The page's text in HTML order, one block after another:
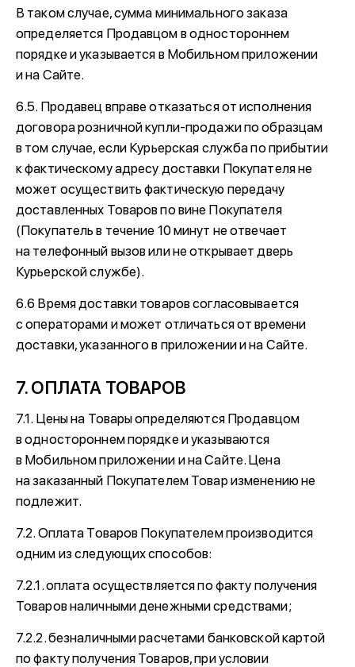
В таком случае, сумма минимального заказа
определяется Продавцом в одностороннем
порядке и указывается в Мобильном приложении
и на Сайте.
6.5. Продавец вправе отказаться от исполнения
договора розничной купли-продажи по образцам
в том случае, если Курьерская служба по прибытии
к фактическому адресу доставки Покупателя не
может осуществить фактическую передачу
доставленных Товаров по вине Покупателя
(Покупатель в течение 10 минут не отвечает
на телефонный вызов или не открывает дверь
Курьерской службе).
6.6 Время доставки товаров согласовывается
с операторами и может отличаться от времени
доставки, указанного в приложении и на Сайте.
7. ОПЛАТА ТОВАРОВ
7.1. Цены на Товары определяются Продавцом
в одностороннем порядке и указываются
в Мобильном приложении и на Сайте. Цена
на заказанный Покупателем Товар изменению не
подлежит.
7.2. Оплата Товаров Покупателем производится
одним из следующих способов:
7.2.1. оплата осуществляется по факту получения
Товаров наличными денежными средствами;
7.2.2. безналичными расчетами банковской картой
по факту получения Товаров, при условии